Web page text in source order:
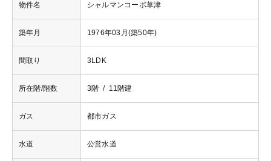
物件名 シャルマンコーポ草津
築年月 1976年03月(築50年)
間取り 3LDK
所在階/階数 3階 / 11階建
ガス 都市ガス
水道 公営水道